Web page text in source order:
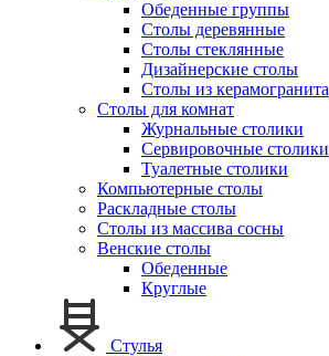
Обеденные группы
Столы деревянные
Столы стеклянные
Дизайнерские столы
Столы из керамогранита
Столы для комнат
Журнальные столики
Сервировочные столики
Туалетные столики
Компьютерные столы
Раскладные столы
Столы из массива сосны
Венские столы
Обеденные
Круглые
Стулья